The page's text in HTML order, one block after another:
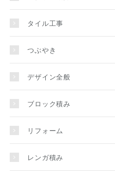
タイル工事
つぶやき
デザイン全般
ブロック積み
リフォーム
レンガ積み